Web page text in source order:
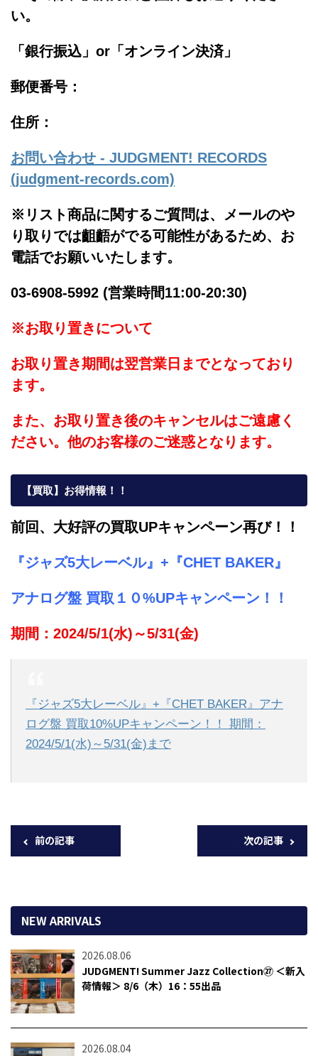
い。
「銀行振込」or「 オンライン決済」
郵便番号：
住所：
お問い合わせ - JUDGMENT! RECORDS
(judgment-records.com)
※リスト商品に関するご質問は、メールのや
り取りでは齟齬がでる可能性があるため、お
電話でお願いいたします。
03-6908-5992 (営業時間11:00-20:30)
※お取り置きについて
お取り置き期間は翌営業日までとなっており
ます。
また、お取り置き後のキャンセルはご遠慮く
ださい。他のお客様のご迷惑となります。
【買取】お得情報！！
前回、大好評の買取UPキャンペーン再び！！
『ジャズ5大レーベル』 + 『CHET BAKER』
アナログ盤 買取１０%UPキャンペーン！！
期間：2024/5/1(水)～5/31(金)
『ジャズ5大レーベル』+『CHET BAKER』アナ
ログ盤 買取10%UPキャンペーン！！ 期間：
2024/5/1(水)～5/31(金)まで
前の記事 次の記事
NEW ARRIVALS
2026.08.06
JUDGMENT! Summer Jazz Collection㉗ ＜新入
荷情報＞ 8/6（木）16：55出品
2026.08.04